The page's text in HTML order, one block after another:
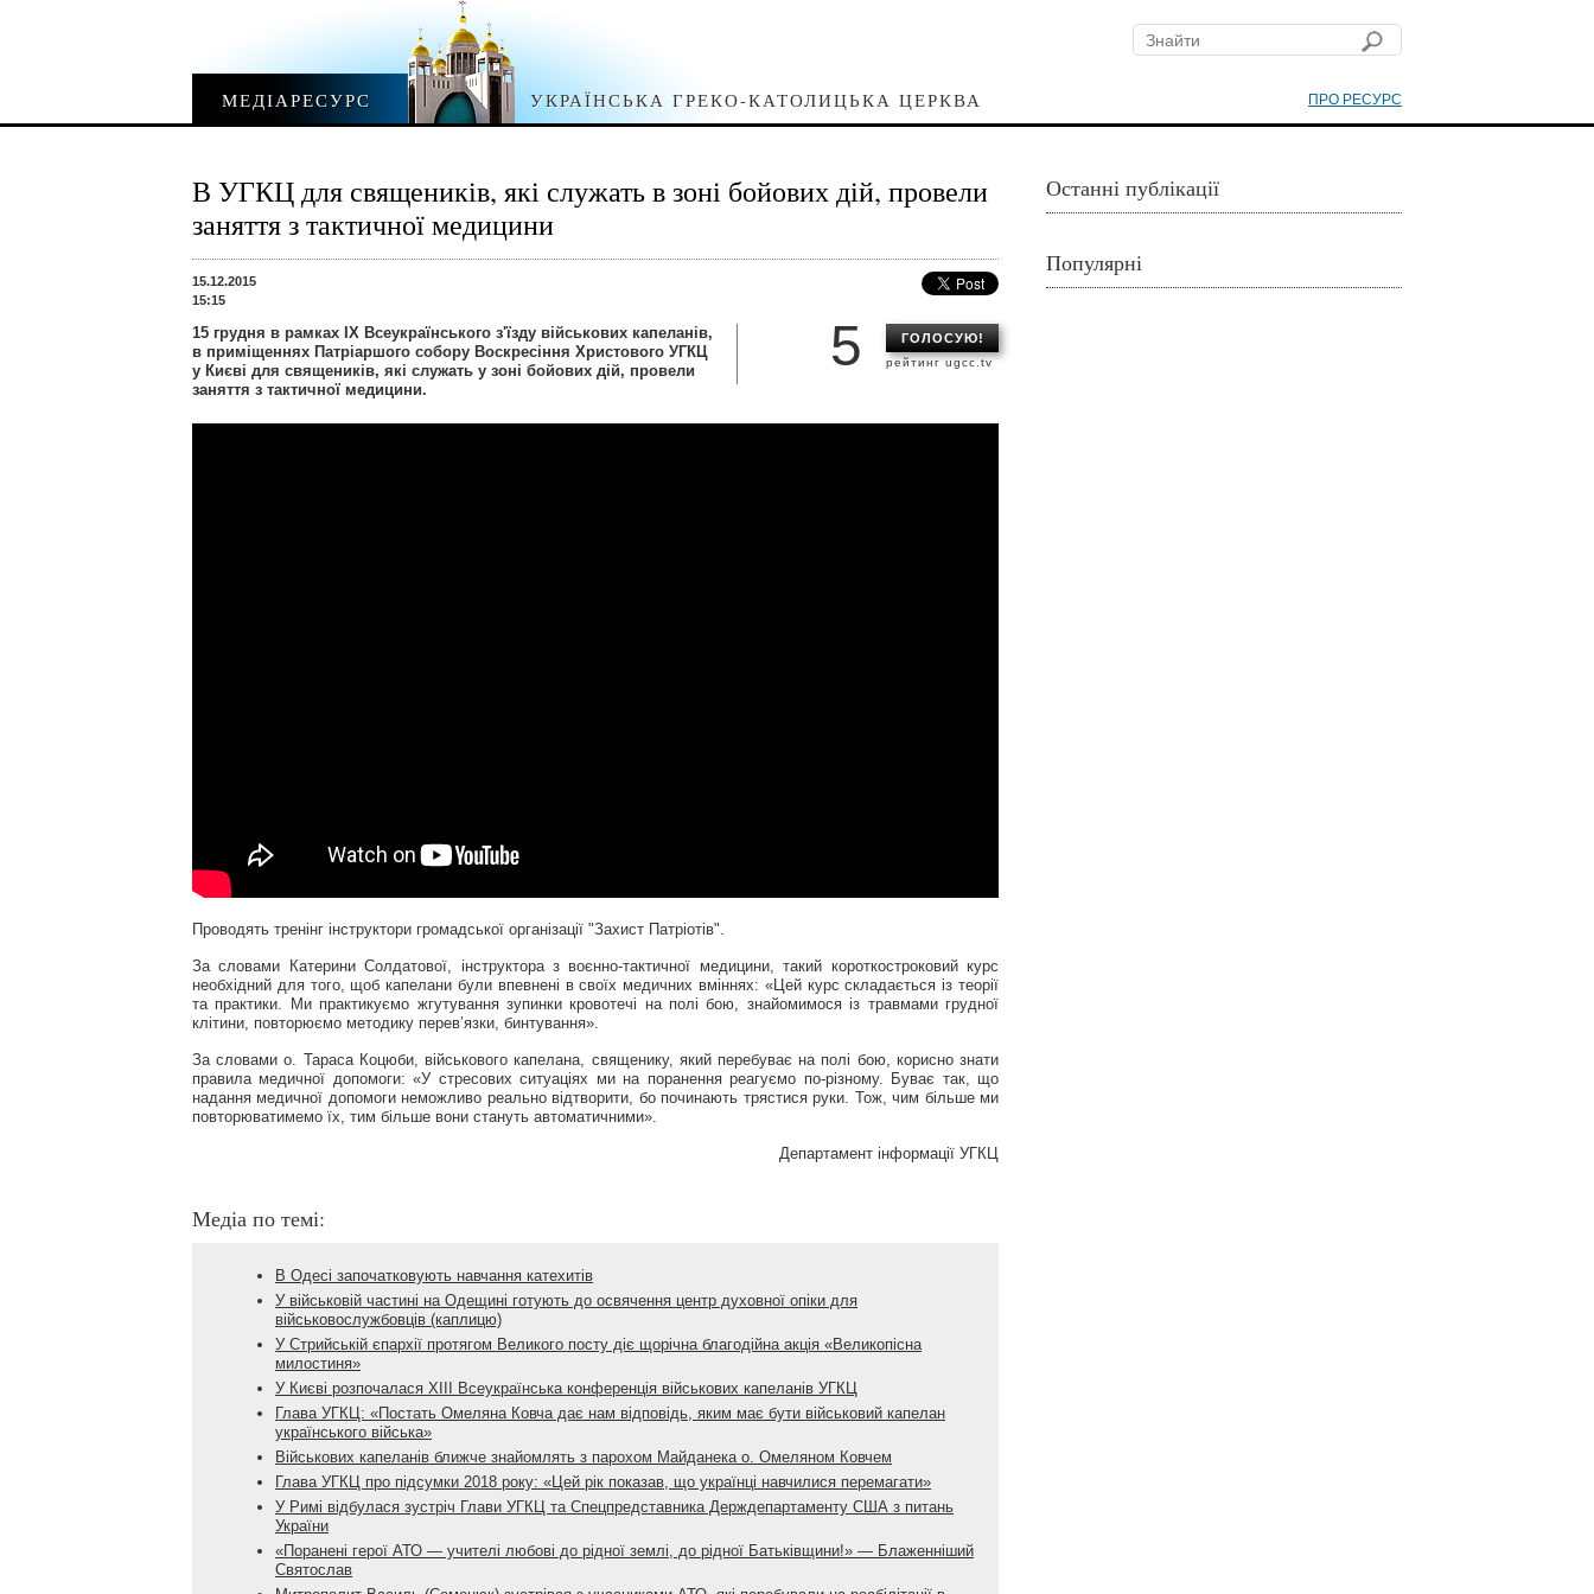
ПРО РЕСУРС
МЕДІАРЕСУРС УКРАЇНСЬКА ГРЕКО-КАТОЛИЦЬКА ЦЕРКВА
В УГКЦ для священиків, які служать в зоні бойових дій, провели
заняття з тактичної медицини
15.12.2015
15:15
ГОЛОСУЮ!
рейтинг ugcc.tv
5
15 грудня в рамках ІХ Всеукраїнського з'їзду військових капеланів,
в приміщеннях Патріаршого собору Воскресіння Христового УГКЦ
у Києві для священиків, які служать у зоні бойових дій, провели
заняття з тактичної медицини.
Проводять тренінг інструктори громадської організації "Захист Патріотів".
За словами Катерини Солдатової, інструктора з воєнно-тактичної медицини, такий короткостроковий курс
необхідний для того, щоб капелани були впевнені в своїх медичних вміннях: «Цей курс складається із теорії
та практики. Ми практикуємо жгутування зупинки кровотечі на полі бою, знайомимося із травмами грудної
клітини, повторюємо методику перев’язки, бинтування».
За словами о. Тараса Коцюби, військового капелана, священику, який перебуває на полі бою, корисно знати
правила медичної допомоги: «У стресових ситуаціях ми на поранення реагуємо по-різному. Буває так, що
надання медичної допомоги неможливо реально відтворити, бо починають трястися руки. Тож, чим більше ми
повторюватимемо їх, тим більше вони стануть автоматичними».
Департамент інформації УГКЦ
Медіа по темі:
В Одесі започатковують навчання катехитів
У військовій частині на Одещині готують до освячення центр духовної опіки для
військовослужбовців (каплицю)
У Стрийській єпархії протягом Великого посту діє щорічна благодійна акція «Великопісна
милостиня»
У Києві розпочалася ХІІІ Всеукраїнська конференція військових капеланів УГКЦ
Глава УГКЦ: «Постать Омеляна Ковча дає нам відповідь, яким має бути військовий капелан
українського війська»
Військових капеланів ближче знайомлять з парохом Майданека о. Омеляном Ковчем
Глава УГКЦ про підсумки 2018 року: «Цей рік показав, що українці навчилися перемагати»
У Римі відбулася зустріч Глави УГКЦ та Спецпредставника Держдепартаменту США з питань
України
«Поранені герої АТО — учителі любові до рідної землі, до рідної Батьківщини!» — Блаженніший
Святослав
Останні публікації
Популярні